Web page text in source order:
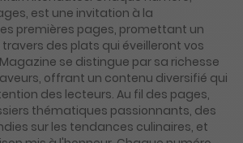
est une invitation à la
premières pages, promettant un
des plats qui éveilleront vos
se distingue par sa richesse
offrant un contenu diversifié qui
des lecteurs. Au fil des pages,
thématiques passionnants, des
sur les tendances culinaires, et